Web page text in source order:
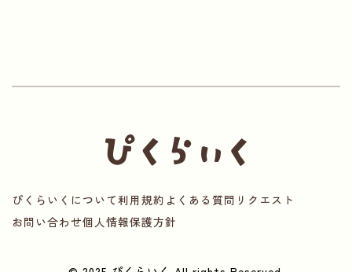
ぴくらいくについて利用規約 よくある質問 リクエスト
お問い合わせ個人情報保護方針